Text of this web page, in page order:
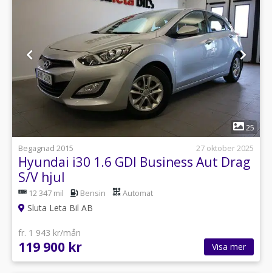
1
25
Begagnad 2015
27 oktober 2025
Hyundai i30 1.6 GDI Business Aut Drag
S/V hjul
12 347 mil Bensin Automat
Sluta Leta Bil AB
fr. 1 943 kr/mån
119 900 kr Visa mer